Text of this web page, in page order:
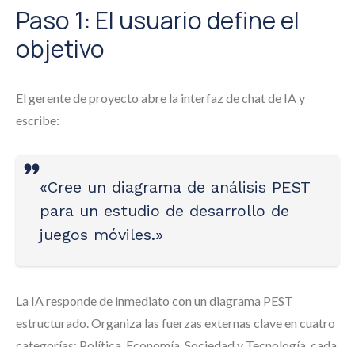
Paso 1: El usuario define el
objetivo
El gerente de proyecto abre la interfaz de chat de IA y
escribe:
«Cree un diagrama de análisis PEST
para un estudio de desarrollo de
juegos móviles.»
La IA responde de inmediato con un diagrama PEST
estructurado. Organiza las fuerzas externas clave en cuatro